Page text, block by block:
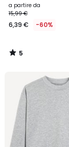
a partire da
15,99 €
6,39 € -60%
5
/